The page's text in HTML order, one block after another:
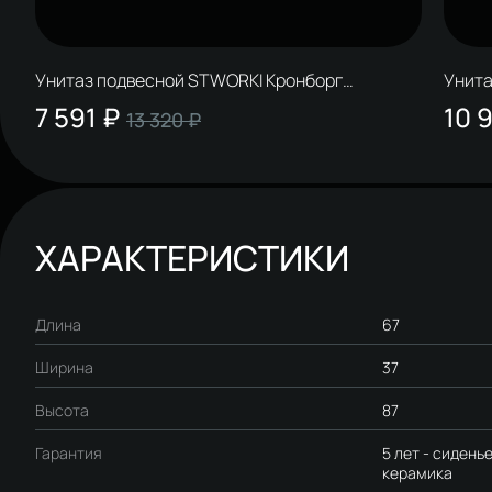
Унитаз подвесной STWORKI Кронборг
S28401WH безободковый, с микролифтом,
белый
7 591 ₽ 13 320 ₽ 10
ХАРАКТЕРИСТИКИ
Длина 67
Ширина 37
Высота 87
Гарантия
5 лет -
керамика